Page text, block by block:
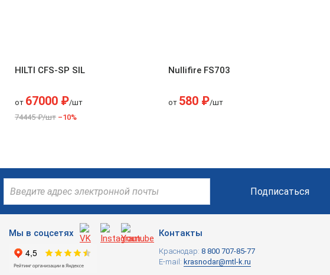
HILTI CFS-SP SIL
от 67000 ₽/шт
74445 ₽/шт –10%
Nullifire FS703
от 580 ₽/шт
Подписаться
Мы в соцсетях Контакты
Краснодар: 8 800 707-85-77
E-mail: krasnodar@mtl-k.ru